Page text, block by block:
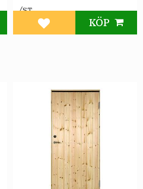
/ST
Lägg till i favoriter
KÖP